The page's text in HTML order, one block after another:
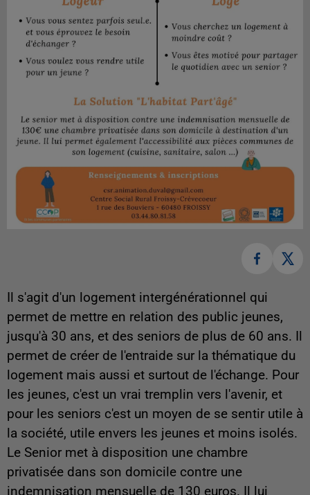
Il s'agit d'un logement intergénérationnel qui
permet de mettre en relation des public jeunes,
jusqu'à 30 ans, et des seniors de plus de 60 ans. Il
permet de créer de l'entraide sur la thématique du
logement mais aussi et surtout de l'échange. Pour
les jeunes, c'est un vrai tremplin vers l'avenir, et
pour les seniors c'est un moyen de se sentir utile à
la société, utile envers les jeunes et moins isolés.
Le Senior met à disposition une chambre
privatisée dans son domicile contre une
indemnisation mensuelle de 130 euros. Il lui